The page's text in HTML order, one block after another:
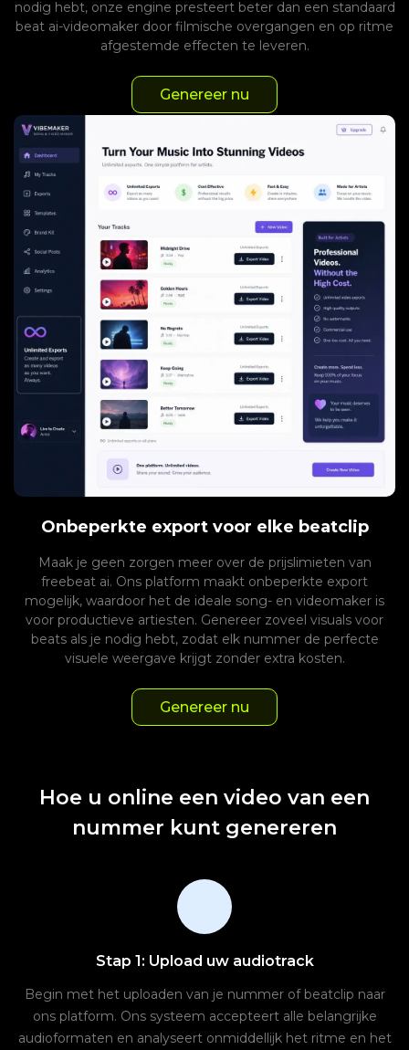
nodig hebt, onze engine presteert beter dan een standaard
beat ai-videomaker door filmische overgangen en op ritme
afgestemde effecten te leveren.
Genereer nu
Onbeperkte export voor elke beatclip
Maak je geen zorgen meer over de prijslimieten van
freebeat ai. Ons platform maakt onbeperkte export
mogelijk, waardoor het de ideale song- en videomaker is
voor productieve artiesten. Genereer zoveel visuals voor
beats als je nodig hebt, zodat elk nummer de perfecte
visuele weergave krijgt zonder extra kosten.
Genereer nu
Hoe u online een video van een
nummer kunt genereren
Stap 1: Upload uw audiotrack
Begin met het uploaden van je nummer of beatclip naar
ons platform. Ons systeem accepteert alle belangrijke
audioformaten en analyseert onmiddellijk het ritme en het